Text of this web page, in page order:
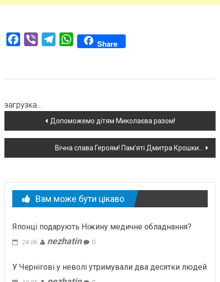
Facebook
Viber TelegramWhatsAppShare
загрузка...
Навігація
по
новині
Допоможемо дітям Миколаєва разом!
Вічна слава Героям! Пам’яті Дмитра Крошки…
Вам може бути цікаво
Японці подарують Ніжину медичне обладнання?
24.06. nezhatin 0
У Чернігові у неволі утримували два десятки людей